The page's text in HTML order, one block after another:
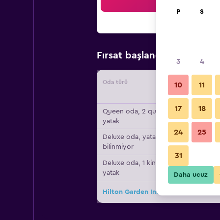
Fırsat başlangıç fiyatı
Oda türü Tedarikçi
Queen oda, 2 queen
yatak
Deluxe oda, yatak türü
bilinmiyor
Deluxe oda, 1 king
yatak
Hilton Garden Inn Salina için diğer
P S
3 4
10 11
17 18
24 25
31
Daha ucuz